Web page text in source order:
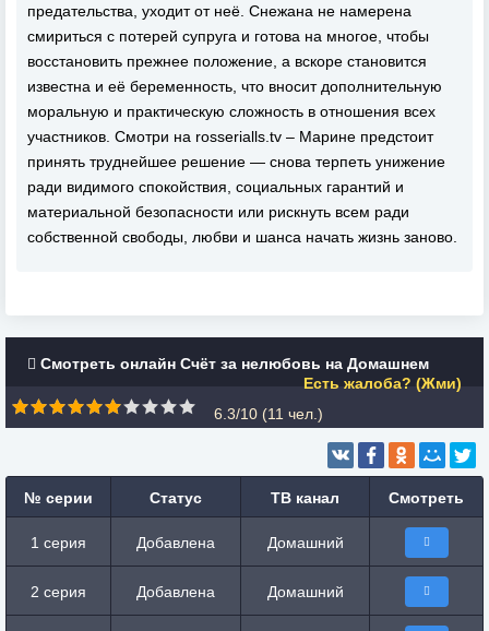
предательства, уходит от неё. Снежана не намерена
смириться с потерей супруга и готова на многое, чтобы
восстановить прежнее положение, а вскоре становится
известна и её беременность, что вносит дополнительную
моральную и практическую сложность в отношения всех
участников. Смотри на rosserialls.tv – Марине предстоит
принять труднейшее решение — снова терпеть унижение
ради видимого спокойствия, социальных гарантий и
материальной безопасности или рискнуть всем ради
собственной свободы, любви и шанса начать жизнь заново.
Смотреть онлайн Счёт за нелюбовь на Домашнем
Есть жалоба? (Жми)
6.3/10 (11 чел.)
№ серии Статус ТВ канал Смотреть
1 серия Добавлена Домашний
2 серия Добавлена Домашний